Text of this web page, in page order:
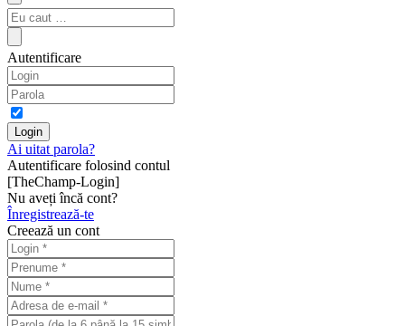
Autentificare
Ai uitat parola?
Autentificare folosind contul
[TheChamp-Login]
Nu aveți încă cont?
Înregistrează-te
Creează un cont